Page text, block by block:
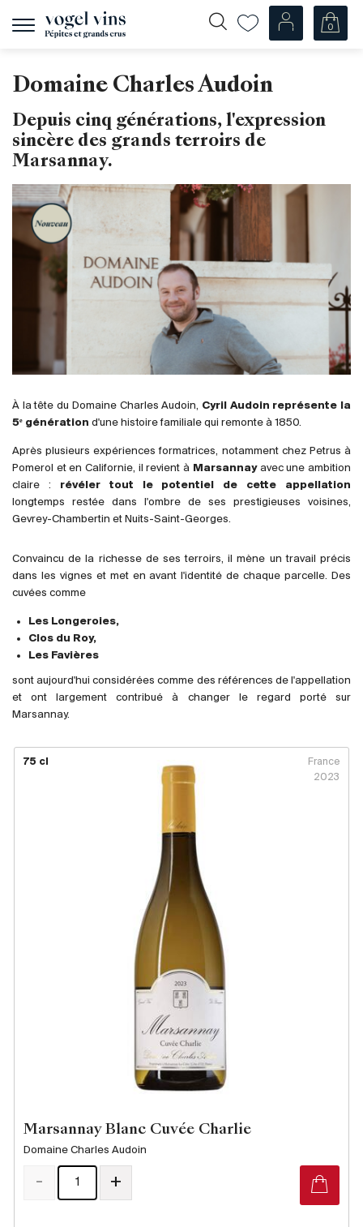
0
Afficher
De
Champagnes
Vins blancs
Vins rosés
Vins rouges
Mousseux
Spiritueux
Divers
France
Italie
Espagne
Afrique du Sud
Allemagne
Australie
Brésil
Chili
Hongrie
Liban
Nouvelle Zélande
Portugal
Producteurs
Aller à
Domaine Charles Audoin
Depuis cinq générations, l'expression
sincère des grands terroirs de
Marsannay.
À la tête du Domaine Charles Audoin, Cyril Audoin représente la
5ᵉ génération d'une histoire familiale qui remonte à 1850.
Après plusieurs expériences formatrices, notamment chez Petrus à
Pomerol et en Californie, il revient à Marsannayavec une ambition
claire : révéler tout le potentiel de cette appellation
longtemps restée dans l'ombre de ses prestigieuses voisines,
Gevrey-Chambertin et Nuits-Saint-Georges.
Convaincu de la richesse de ses terroirs, il mène un travail précis
dans les vignes et met en avant l'identité de chaque parcelle. Des
cuvées comme
Les Longeroies,
Clos du Roy,
Les Favières
sont aujourd'hui considérées comme des références de l'appellation
et ont largement contribué à changer le regard porté sur
Marsannay.
75 cl
France
2023
Marsannay Blanc Cuvée Charlie
Domaine Charles Audoin
- +